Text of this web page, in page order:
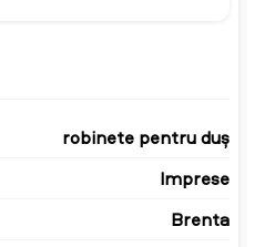
robinete pentru duș
Imprese
Brenta